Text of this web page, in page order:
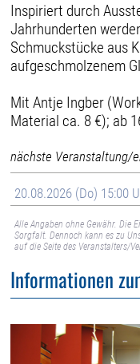
Inspiriert durch
Jahrhunderten
Schmuckstücke aus
aufgeschmolzenem
Mit Antje Ingber
Material ca. 8 €); ab
nächste Veranstaltung/
20.08.2026 (Do) 15:00
Alle Angaben ohne Gewähr. Die
Sorgfalt. Dennoch kann es zu
auf die Seite des Veranstalters/
Informationen